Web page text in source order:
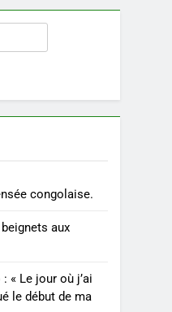
congolaise.
aux
« Le jour où j’ai
le début de ma